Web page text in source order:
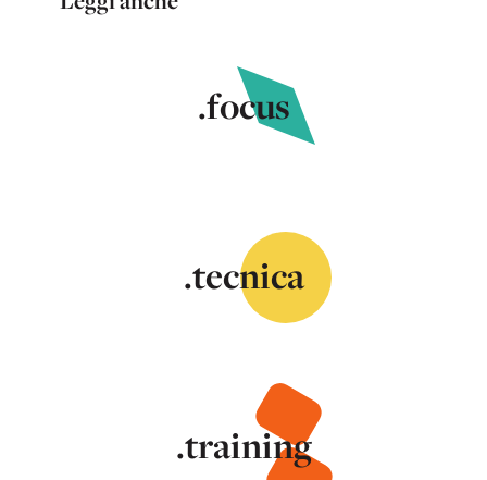
.focus
.tecnica
.training